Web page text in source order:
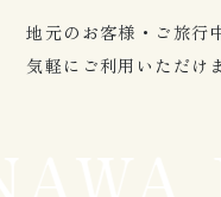
地元のお客様・ご旅行
気軽にご利用いただけ